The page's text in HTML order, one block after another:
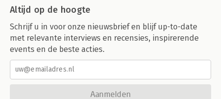
Altijd op de hoogte
Schrijf u in voor onze nieuwsbrief en blijf up-to-date
met relevante interviews en recensies, inspirerende
events en de beste acties.
Aanmelden